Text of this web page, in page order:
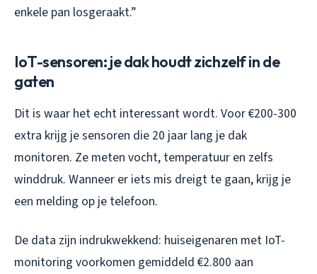
enkele pan losgeraakt.”
IoT-sensoren: je dak houdt zichzelf in de
gaten
Dit is waar het echt interessant wordt. Voor €200-300
extra krijg je sensoren die 20 jaar lang je dak
monitoren. Ze meten vocht, temperatuur en zelfs
winddruk. Wanneer er iets mis dreigt te gaan, krijg je
een melding op je telefoon.
De data zijn indrukwekkend: huiseigenaren met IoT-
monitoring voorkomen gemiddeld €2.800 aan